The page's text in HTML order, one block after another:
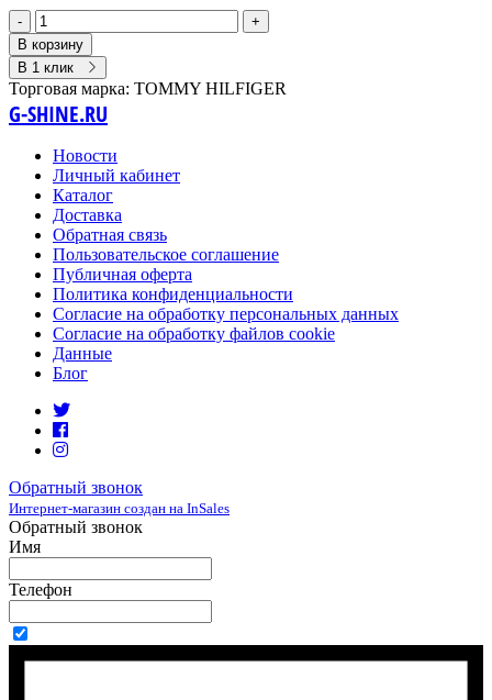
-
+
В корзину
В 1 клик
Торговая марка: TOMMY HILFIGER
G-SHINE.RU
Новости
Личный кабинет
Каталог
Доставка
Обратная связь
Пользовательское соглашение
Публичная оферта
Политика конфиденциальности
Согласие на обработку персональных данных
Согласие на обработку файлов cookie
Данные
Блог
Обратный звонок
Интернет-магазин создан на InSales
Обратный звонок
Имя
Телефон